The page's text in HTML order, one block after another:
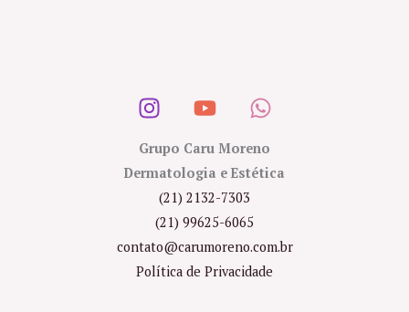
Grupo Caru Moreno
Dermatologia e Estética
(21) 2132-7303
(21) 99625-6065
contato@carumoreno.com.br
Política de Privacidade